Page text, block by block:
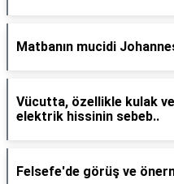
Matbanın mucidi
Vücutta, özellikle kulak
elektrik hissinin sebeb..
Felsefe'de görüş ve